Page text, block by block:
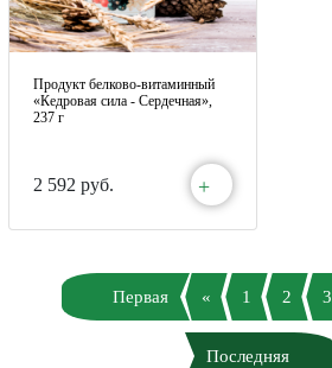
Продукт белково-витаминный
«Кедровая сила - Сердечная»,
237 г
2 592 руб. +
Первая « 1 2 3
Последняя